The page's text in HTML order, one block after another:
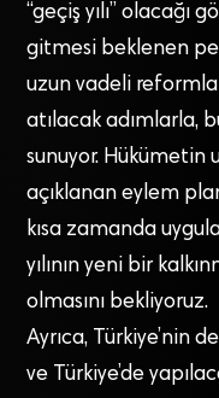
“geçiş yılı” olacağı
gitmesi beklenen
uzun vadeli
atılacak adımlarla,
sunuyor. Hükümetin
açıklanan eylem
kısa zamanda
yılının yeni bir
olmasını bekliyoruz.
Ayrıca, Türkiye’nin
ve Türkiye’de